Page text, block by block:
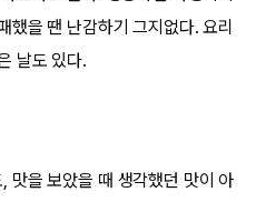
했을 땐 난감하기 그지없다. 요리
날도 있다.
맛을 보았을 때 생각했던 맛이 아